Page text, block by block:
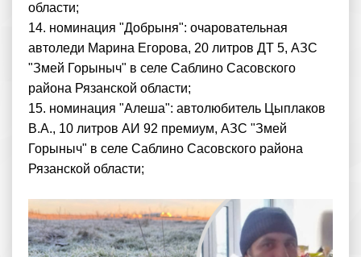
области;
14. номинация "Добрыня": очаровательная
автоледи Марина Егорова, 20 литров ДТ 5, АЗС
"Змей Горыныч" в селе Саблино Сасовского
района Рязанской области;
15. номинация "Алеша": автолюбитель Цыплаков
В.А., 10 литров АИ 92 премиум, АЗС "Змей
Горыныч" в селе Саблино Сасовского района
Рязанской области;